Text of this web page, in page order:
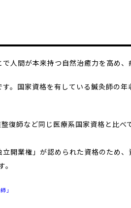
人間が本来持つ自然治癒力を高め、
。国家資格を有している鍼灸師の
復師など同じ医療系国家資格と比べ
開業権」が認められた資格のため
」